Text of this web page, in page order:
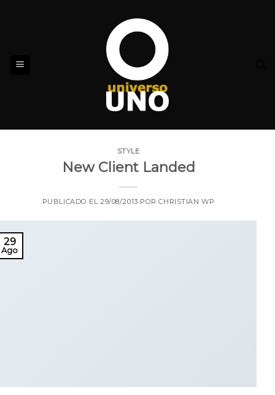
STYLE
New Client Landed
PUBLICADO EL29/08/2013 PORCHRISTIAN WP
29
Ago